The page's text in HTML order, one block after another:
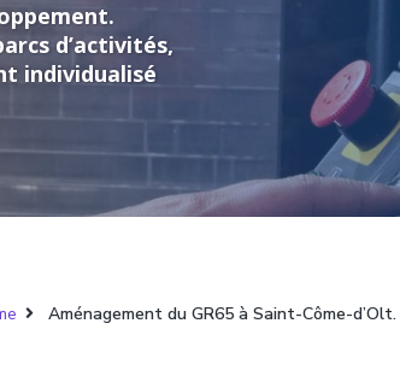
d’activités,
individualisé
Aménagement du GR65 à Saint-Côme-d’Olt.